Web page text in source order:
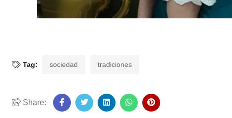
Tag: sociedad tradiciones
Share: